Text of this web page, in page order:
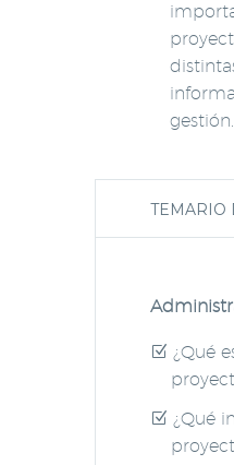
gestión.
TEMARIO
¿Qué
¿Qué